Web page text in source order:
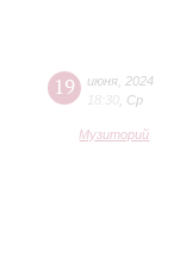
19 июня 2024
18:30 Ср
Музиторий